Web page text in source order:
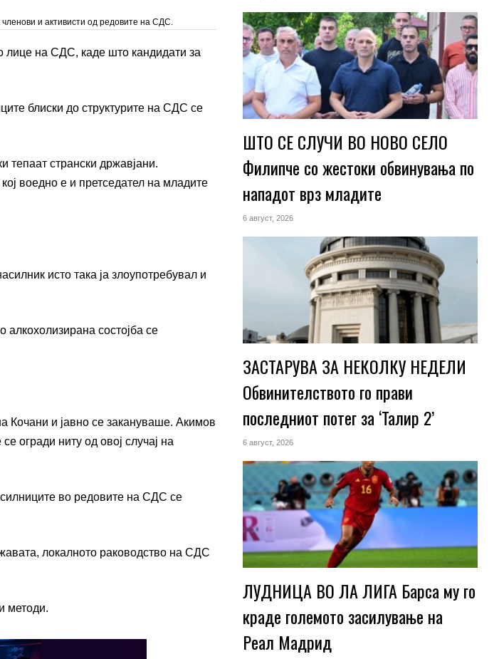
и активисти од редовите на СДС.
лице на СДС, каде што кандидати за
блиски до структурите на СДС се
тепаат странски државјани.
воедно е и претседател на младите
исто така ја злоупотребувал и
состојба се
Кочани и јавно се закануваше. Акимов
огради ниту од овој случај на
во редовите на СДС се
локалното раководство на СДС
методи.
ШТО СЕ СЛУЧИ ВО НОВО СЕЛО
Филипче со жестоки обвинувања по
нападот врз младите
6 август, 2026
ЗАСТАРУВА ЗА НЕКОЛКУ НЕДЕЛИ
Обвинителството го прави
последниот потег за ‘Талир 2’
6 август, 2026
ЛУДНИЦА ВО ЛА ЛИГА Барса му го
краде големото засилување на
Реал Мадрид